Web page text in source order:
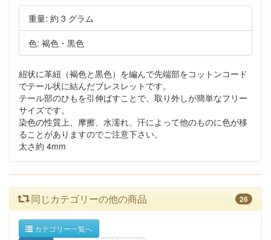
重量: 約 3 グラム
色: 褐色・黒色
紐状に革紐（褐色と黒色）を編んで先端部をコットンコード
でテール状に結んだブレスレットです。
テール部のひもを引伸ばすことで、取り外しが簡単なフリー
サイズです。
染色の性質上、摩擦、水濡れ、汗によって他のものに色が移
ることがありますのでご注意下さい。
太さ約 4mm
同じカテゴリーの他の商品 26
カテゴリー一覧へ